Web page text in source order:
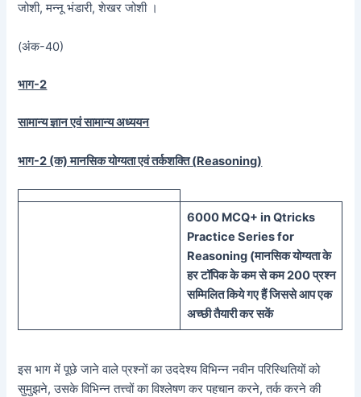
जोशी, मन्नू भंडारी, शेखर जोशी ।
(अंक-40)
भाग-2
सामान्य ज्ञान एवं सामान्य अध्ययन
भाग-2 (क) मानसिक योग्यता एवं तर्कशक्ति (Reasoning)
6000 MCQ+ inQtricks
Practice Seriesfor
Reasoning (मानसिकयोग्यता के
हर टॉपिक के कम से कम 200 प्रश्न
सम्मिलित किये गए हैं जिससे आप एक
अच्छी तैयारी कर सकें
इस भाग में पूछे जाने वाले प्रश्नों का उददेश्य विभिन्न नवीन परिस्थितियों को
सुमुझने, उसके विभिन्न तत्त्वों का विश्लेषण कर पहचान करने, तर्क करने की